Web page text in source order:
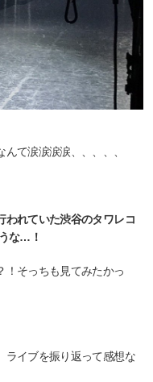
て涙涙涙涙、、、、、
われていた渋谷のタワレコ
な…！
！そっちも見てみたかっ
ライブを振り返って感想な